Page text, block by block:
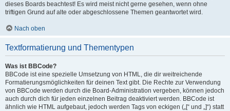
dieses Boards beachtest! Es wird meist nicht gerne gesehen, wenn ohne
triftigen Grund auf alte oder abgeschlossene Themen geantwortet wird.
Nach oben
Textformatierung und Thementypen
Was ist BBCode?
BBCode ist eine spezielle Umsetzung von HTML, die dir weitreichende
Formatierungsmöglichkeiten für deinen Text gibt. Die Rechte zur Verwendung
von BBCode werden durch die Board-Administration vergeben, können jedoch
auch durch dich für jeden einzelnen Beitrag deaktiviert werden. BBCode ist
ähnlich wie HTML aufgebaut, jedoch werden Tags von eckigen („[“ und „]“) statt